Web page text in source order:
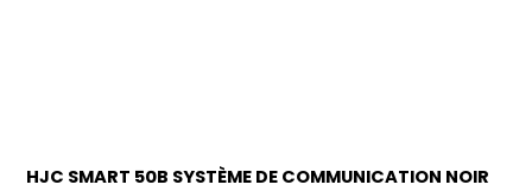
HJC SMART 50B SYSTÈME DE COMMUNICATION NOIR